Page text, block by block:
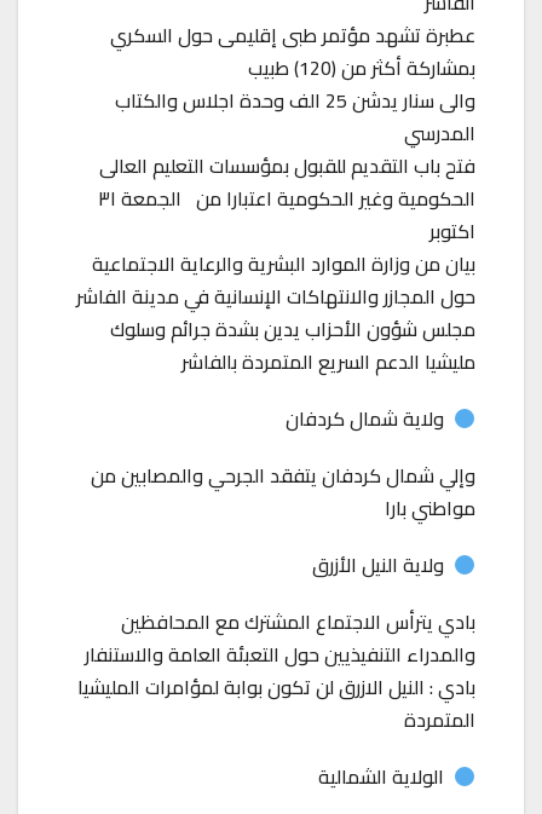
عطبرة تشهد مؤتمر طبى إقليمى حول السكري
بمشاركة أكثر من (120) طبيب
والى سنار يدشن 25 الف وحدة اجلاس والكتاب
المدرسي
فتح باب التقديم للقبول بمؤسسات التعليم العالى
الحكومية وغير الحكومية اعتبارا من الجمعة ٣١
اكتوبر
بيان من وزارة الموارد البشرية والرعاية الاجتماعية
حول المجازر والانتهاكات الإنسانية في مدينة الفاشر
مجلس شؤون الأحزاب يدين بشدة جرائم وسلوك
مليشيا الدعم السريع المتمردة بالفاشر
ولاية شمال كردفان
وإلي شمال كردفان يتفقد الجرحي والمصابين من
مواطني بارا
ولاية النيل الأزرق
بادي يترأس الاجتماع المشترك مع المحافظين
والمدراء التنفيذيين حول التعبئة العامة والاستنفار
بادي : النيل الازرق لن تكون بوابة لمؤامرات المليشيا
المتمردة
الولاية الشمالية